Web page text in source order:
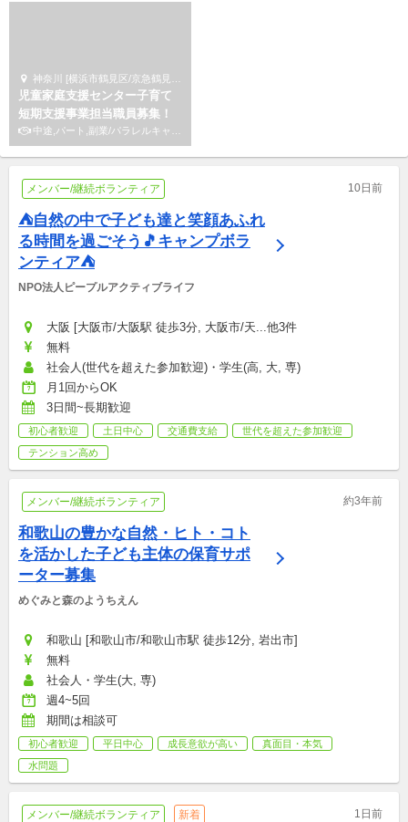
神奈川 [横浜市鶴見区/京急鶴見駅 徒歩2分] サードプレイス
児童家庭支援センター子育て
短期支援事業担当職員募集！
中途,パート,副業/パラレルキャリア
メンバー/継続ボランティア 10日前
⛺自然の中で子ども達と笑顔あふれ
る時間を過ごそう🎵キャンプボラ
ンティア⛺
NPO法人ピープルアクティブライフ
大阪 [大阪市/大阪駅 徒歩3分, 大阪市/天...他3件
無料
社会人(世代を超えた参加歓迎)・学生(高, 大, 専)
月1回からOK
3日間~長期歓迎
初心者歓迎 土日中心 交通費支給
世代を超えた参加歓迎
テンション高め
メンバー/継続ボランティア 約3年前
和歌山の豊かな自然・ヒト・コト
を活かした子ども主体の保育サポ
ーター募集
めぐみと森のようちえん
和歌山 [和歌山市/和歌山市駅 徒歩12分, 岩出市]
無料
社会人・学生(大, 専)
週4~5回
期間は相談可
初心者歓迎 平日中心 成長意欲が高い
真面目・本気
水問題
メンバー/継続ボランティア 新着 1日前